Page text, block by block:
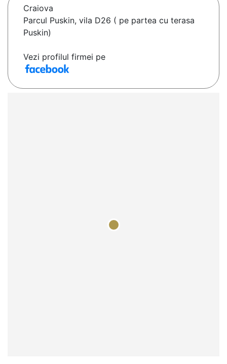
Craiova
Parcul Puskin, vila D26 ( pe partea cu terasa
Puskin)
Vezi profilul firmei pe